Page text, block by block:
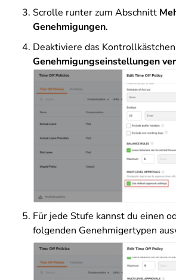
Scrolle runter zum Abschnitt
Genehmigungen.
Deaktiviere das Kontrollkästchen
Genehmigungseinstellungen
Für jede Stufe kannst du einen
folgenden Genehmigertypen